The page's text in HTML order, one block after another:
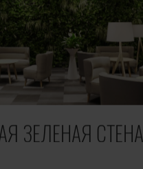
ЗЕЛЕНАЯ СТЕНА